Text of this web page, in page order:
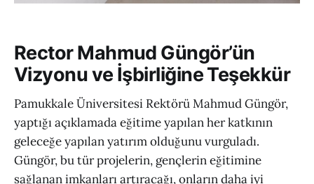
Rector Mahmud Güngör’ün
Vizyonu ve İşbirliğine Teşekkür
Pamukkale Üniversitesi Rektörü Mahmud Güngör,
yaptığı açıklamada eğitime yapılan her katkının
geleceğe yapılan yatırım olduğunu vurguladı.
Güngör, bu tür projelerin, gençlerin eğitimine
sağlanan imkanları artıracağı, onların daha iyi